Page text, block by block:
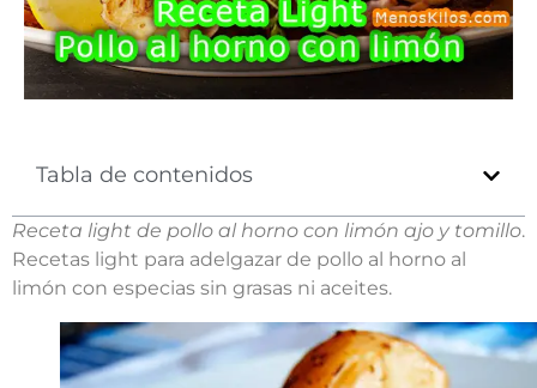
Tabla de contenidos
Receta light de pollo al horno con limón ajo y tomillo.
Recetas light para adelgazar de pollo al horno al
limón con especias sin grasas ni aceites.